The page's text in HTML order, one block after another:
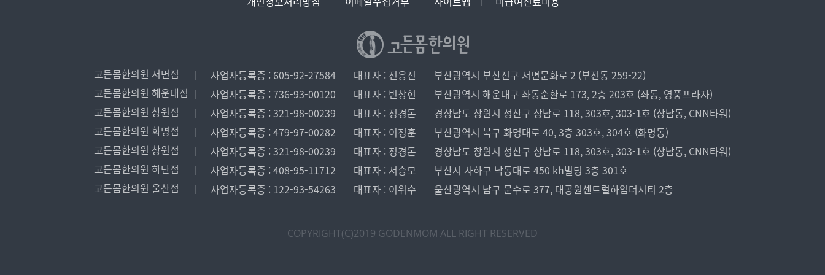
고든몸한의원 서면점 사업자등록증 : 605-92-27584 대표자 : 전응진
부산광역시 부산진구 서면문화로 2 (부전동 259-22)
고든몸한의원 해운대점
사업자등록증 : 736-93-00120 대표자 : 빈창현
부산광역시 해운대구 좌동순환로 173, 2층 203호 (좌동, 영풍프라자)
고든몸한의원 창원점
사업자등록증 : 321-98-00239 대표자 : 정경돈
경상남도 창원시 성산구 상남로 118, 303호, 303-1호 (상남동, CNN타워)
고든몸한의원 화명점
사업자등록증 : 479-97-00282 대표자 : 이정훈
부산광역시 북구 화명대로 40, 3층 303호, 304호 (화명동)
고든몸한의원 창원점
사업자등록증 : 321-98-00239 대표자 : 정경돈
경상남도 창원시 성산구 상남로 118, 303호, 303-1호 (상남동, CNN타워)
고든몸한의원 하단점
사업자등록증 : 408-95-11712 대표자 : 서승모
부산시 사하구 낙동대로 450 kh빌딩 3층 301호
고든몸한의원 울산점
사업자등록증 : 122-93-54263 대표자 : 이위수 울산광역시 남구 문수로 377, 대공원센트럴하임더시티 2층
COPYRIGHT(C)2019 GODENMOM ALL RIGHT RESERVED